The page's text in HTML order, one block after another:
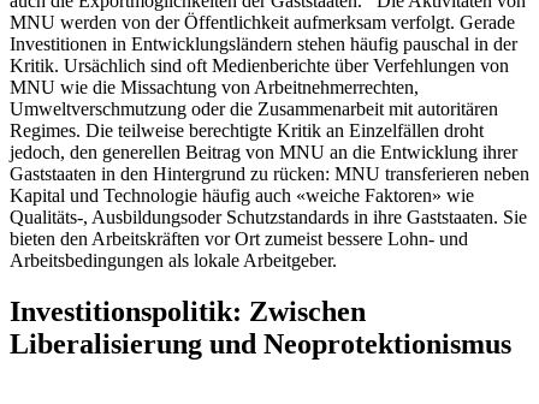
MNU werden von der Öffentlichkeit aufmerksam verfolgt. Gerade
Investitionen in Entwicklungsländern stehen häufig pauschal in der
Kritik. Ursächlich sind oft Medienberichte über Verfehlungen von
MNU wie die Missachtung von Arbeitnehmerrechten,
Umweltverschmutzung oder die Zusammenarbeit mit autoritären
Regimes. Die teilweise berechtigte Kritik an Einzelfällen droht
jedoch, den generellen Beitrag von MNU an die Entwicklung ihrer
Gaststaaten in den Hintergrund zu rücken: MNU transferieren neben
Kapital und Technologie häufig auch «weiche Faktoren» wie
Qualitäts-, Ausbildungsoder Schutzstandards in ihre Gaststaaten. Sie
bieten den Arbeitskräften vor Ort zumeist bessere Lohn- und
Arbeitsbedingungen als lokale Arbeitgeber.
Investitionspolitik: Zwischen
Liberalisierung und Neoprotektionismus